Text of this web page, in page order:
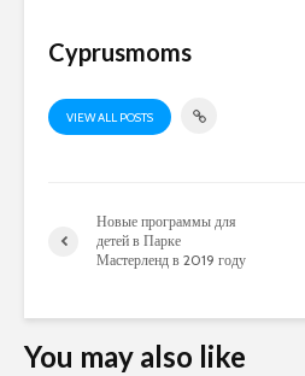
Cyprusmoms
VIEW ALL POSTS
Новые программы для
детей в Парке
Мастерленд в 2019 году
You may also like